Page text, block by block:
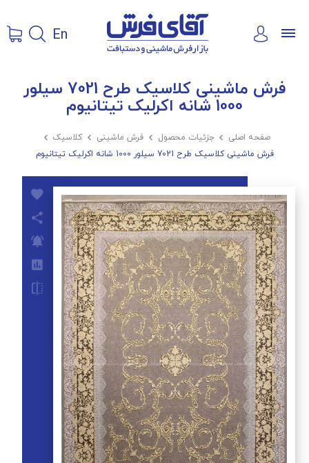
En
فرش ماشینی کلاسیک طرح 7021 سیلور
1000 شانه اکرلیک تیتانیوم
صفحه اصلی  جزئیات محصول  فرش ماشینی  کلاسیک 
فرش ماشینی کلاسیک طرح 7021 سیلور 1000 شانه اکرلیک تیتانیوم